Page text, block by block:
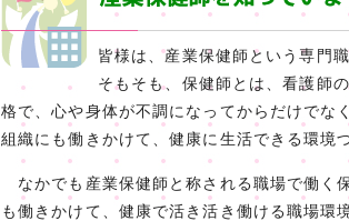
皆様は、産業保健師という専門
そもそも、保健師とは、看護師
格で、心や身体が不調になってからだけでな
組織にも働きかけて、健康に生活できる環境
なかでも産業保健師と称される職場で働く
も働きかけて、健康で活き活き働ける職場環